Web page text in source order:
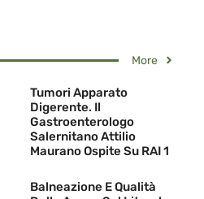
More
Tumori Apparato
Digerente. Il
Gastroenterologo
Salernitano Attilio
Maurano Ospite Su RAI 1
Balneazione E Qualità